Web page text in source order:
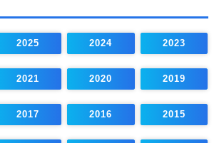
2025 2024 2023
2021 2020 2019
2017 2016 2015